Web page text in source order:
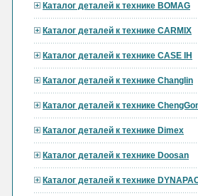
Каталог деталей к технике BOMAG
Каталог деталей к технике CARMIX
Каталог деталей к технике CASE IH
Каталог деталей к технике Changlin
Каталог деталей к технике
Каталог деталей к технике Dimex
Каталог деталей к технике Doosan
Каталог деталей к технике